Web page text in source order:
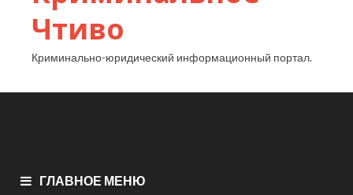
Чтиво
Криминально-юридический информационный портал.
ГЛАВНОЕ МЕНЮ